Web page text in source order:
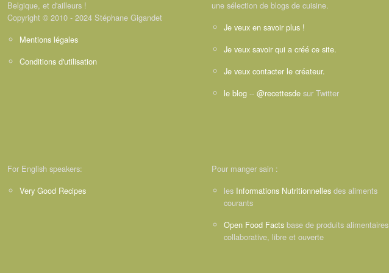
Belgique, et d'ailleurs !
Copyright © 2010 - 2024 Stéphane Gigandet
Mentions légales
Conditions d'utilisation
une sélection de blogs de cuisine.
Je veux en savoir plus !
Je veux savoir qui a créé ce site.
Je veux contacter le créateur.
le blog -- @recettesde sur Twitter
For English speakers:
Very Good Recipes
Pour manger sain :
les Informations Nutritionnelles des aliments
courants
Open Food Facts base de produits alimentaires
collaborative, libre et ouverte